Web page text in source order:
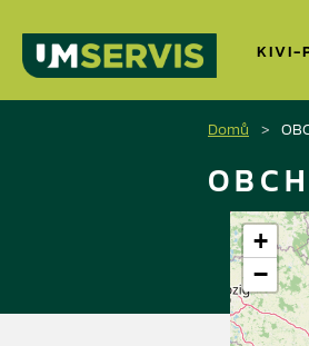
KIVI-
Domů
+
−